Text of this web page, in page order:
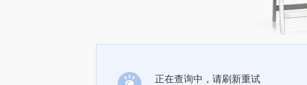
正在查询中，请刷新重试